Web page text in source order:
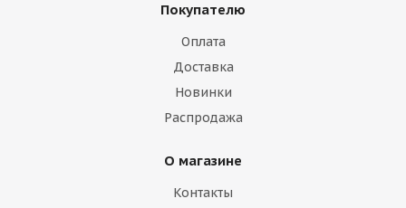
Покупателю
Оплата
Доставка
Новинки
Распродажа
О магазине
Контакты